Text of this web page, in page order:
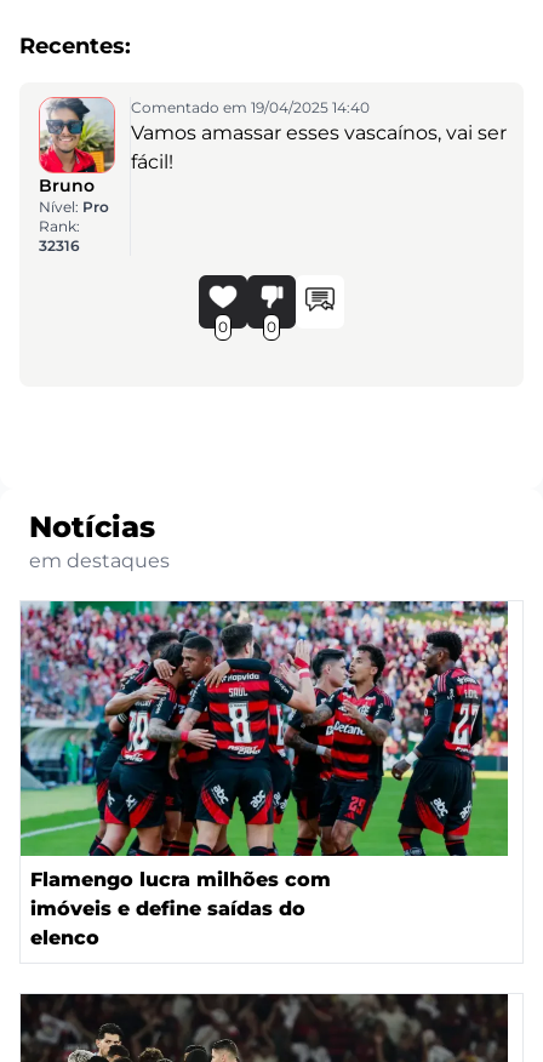
Recentes:
Bruno
Nível: Pro
Rank:
32316
Comentado em 19/04/2025 14:40
Vamos amassar esses vascaínos, vai ser
fácil!
0 0
Notícias
em destaques
Flamengo lucra milhões com
imóveis e define saídas do
elenco